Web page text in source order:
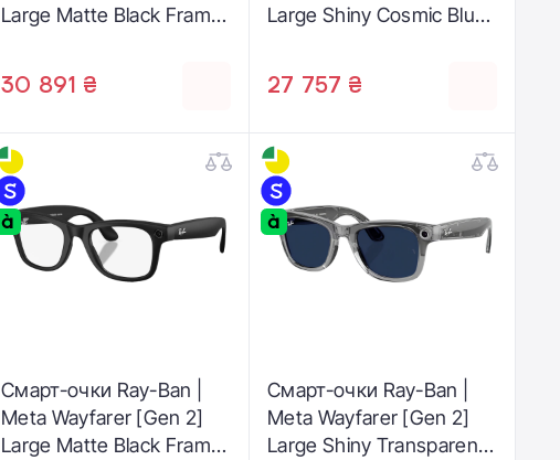
Large Matte Black Frame
(RW4012 601S1Z 53-22)
30 891 ₴
Large Shiny Cosmic Blue
(RW4012 6628MF 53-22)
27 757 ₴
Смарт-очки Ray-Ban |
Meta Wayfarer [Gen 2]
Large Matte Black Frame
Смарт-очки Ray-Ban |
Meta Wayfarer [Gen 2]
Large Shiny Transparent